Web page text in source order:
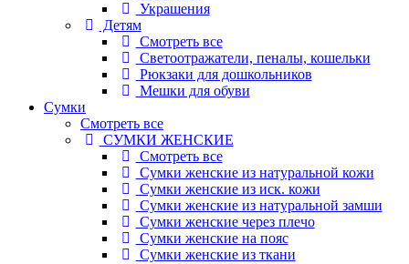
Украшения
Детям
Смотреть все
Светоотражатели, пеналы, кошельки
Рюкзаки для дошкольников
Мешки для обуви
Сумки
Смотреть все
СУМКИ ЖЕНСКИЕ
Смотреть все
Сумки женские из натуральной кожи
Сумки женские из иск. кожи
Сумки женские из натуральной замши
Сумки женские через плечо
Сумки женские на пояс
Сумки женские из ткани